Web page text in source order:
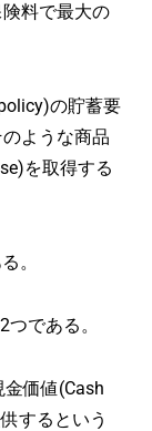
料で最大の
の貯蓄要
ような商品
を取得する
。
である。
価値(Cash
するという